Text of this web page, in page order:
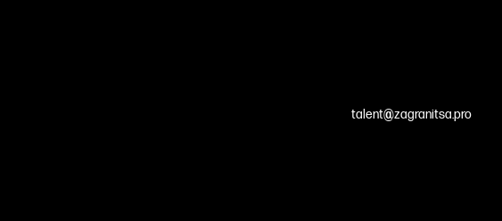
talent@zagranitsa.pro